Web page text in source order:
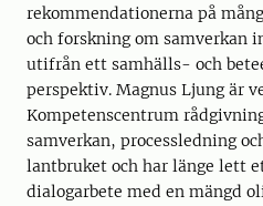
rekommendationerna på
och forskning om samverkan
utifrån ett samhälls- och
perspektiv. Magnus Ljung är
Kompetenscentrum
samverkan, processledning
lantbruket och har länge lett
dialogarbete med en mängd